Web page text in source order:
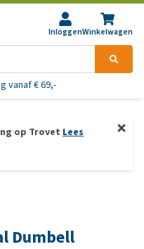
InloggenWinkelwagen
vanaf € 69,-
op Trovet Lees
Dumbell